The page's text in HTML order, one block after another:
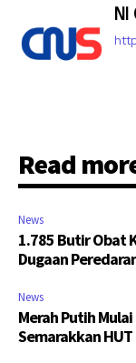
NI
Read
News
1.785 Butir Obat
Dugaan
News
Merah Putih
Semarakkan HUT